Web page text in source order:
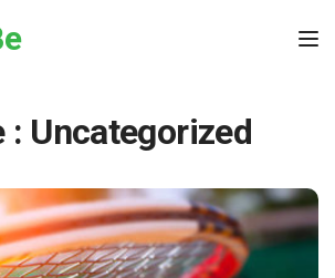
: Uncategorized